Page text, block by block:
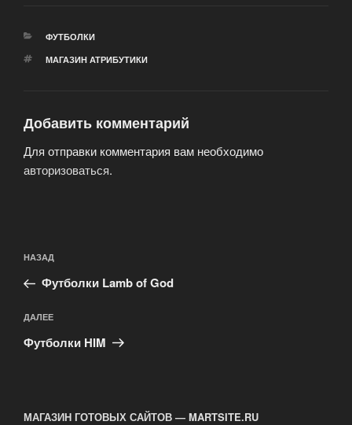
РУБРИКИ
ФУТБОЛКИ
МЕТКИ
МАГАЗИН АТРИБУТИКИ
Добавить комментарий
Для отправки комментария вам необходимо
авторизоваться.
по
записям
Предыдущая
запись:
НАЗАД
Футболки Lamb of God
Следующая
запись
ДАЛЕЕ
Футболки HIM
МАГАЗИН ГОТОВЫХ САЙТОВ — MARTSITE.RU